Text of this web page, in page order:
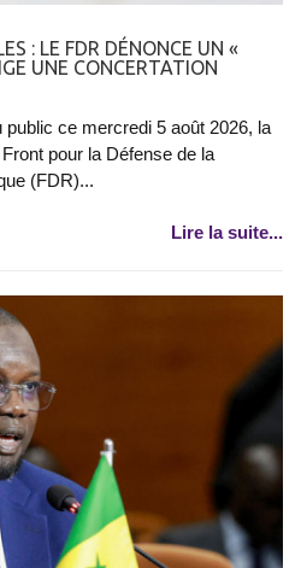
: LE FDR DÉNONCE UN «
UNE CONCERTATION
ce mercredi 5 août 2026, la
pour la Défense de la
(FDR)...
Lire la suite...